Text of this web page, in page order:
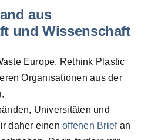
aus
und Wissenschaft
Europe, Rethink Plastic
Organisationen aus der
Universitäten und
daher einenoffenen Briefan